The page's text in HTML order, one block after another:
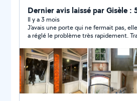
bricolage rénovation intérieur etc
060229547QUATRE'´´) vous
numéro ici, et m'appeler pour
Dernier avis laissé par Gisèle :
Il y a 3 mois
J’avais une porte qui ne fermait pas,
a réglé le problème très rapidement.
à faire appel à lui la prochaine fois.